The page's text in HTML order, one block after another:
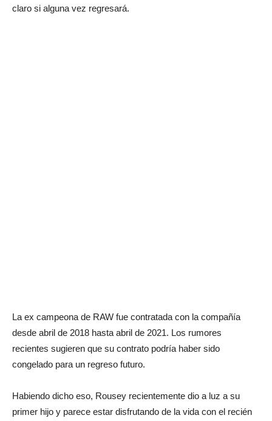
claro si alguna vez regresará.
La ex campeona de RAW fue contratada con la compañía
desde abril de 2018 hasta abril de 2021. Los rumores
recientes sugieren que su contrato podría haber sido
congelado para un regreso futuro.
Habiendo dicho eso, Rousey recientemente dio a luz a su
primer hijo y parece estar disfrutando de la vida con el recién